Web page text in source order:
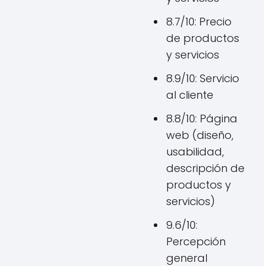
8.7/10: Precio
de productos
y servicios
8.9/10: Servicio
al cliente
8.8/10: Página
web (diseño,
usabilidad,
descripción de
productos y
servicios)
9.6/10:
Percepción
general